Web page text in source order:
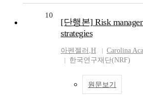
10
[단행본] Risk
strategies
아펜젤러 ,H
Carolina
한국연구재단(NRF)
원문보기